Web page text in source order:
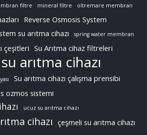
filtre mineral filtre oltremare membran
Reverse Osmosis System
su arıtma cihazı
spring water membran
çeşitleri Su Arıtma cihaz filtreleri
su arıtma cihazı
Su arıtma cihazı çalışma prensibi
ozmos sistemi
ucuz su arıtma cihazı
cihazı çeşmeli su arıtma cihazı